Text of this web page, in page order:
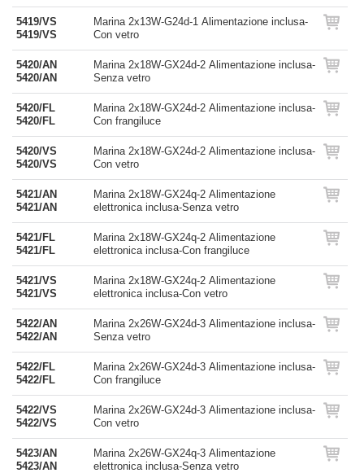
5419/VS
5419/VS
Marina 2x13W-G24d-1 Alimentazione inclusa-
Con vetro
5420/AN
5420/AN
Marina 2x18W-GX24d-2 Alimentazione inclusa-
Senza vetro
5420/FL
5420/FL
Marina 2x18W-GX24d-2 Alimentazione inclusa-
Con frangiluce
5420/VS
5420/VS
Marina 2x18W-GX24d-2 Alimentazione inclusa-
Con vetro
5421/AN
5421/AN
Marina 2x18W-GX24q-2 Alimentazione
elettronica inclusa-Senza vetro
5421/FL
5421/FL
Marina 2x18W-GX24q-2 Alimentazione
elettronica inclusa-Con frangiluce
5421/VS
5421/VS
Marina 2x18W-GX24q-2 Alimentazione
elettronica inclusa-Con vetro
5422/AN
5422/AN
Marina 2x26W-GX24d-3 Alimentazione inclusa-
Senza vetro
5422/FL
5422/FL
Marina 2x26W-GX24d-3 Alimentazione inclusa-
Con frangiluce
5422/VS
5422/VS
Marina 2x26W-GX24d-3 Alimentazione inclusa-
Con vetro
5423/AN
5423/AN
Marina 2x26W-GX24q-3 Alimentazione
elettronica inclusa-Senza vetro